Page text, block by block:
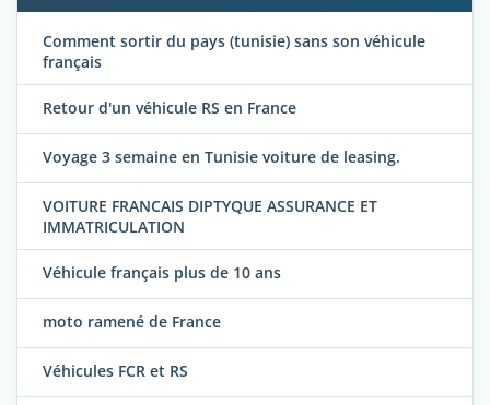
Comment sortir du pays (tunisie) sans son véhicule
français
Retour d'un véhicule RS en France
Voyage 3 semaine en Tunisie voiture de leasing.
VOITURE FRANCAIS DIPTYQUE ASSURANCE ET
IMMATRICULATION
Véhicule français plus de 10 ans
moto ramené de France
Véhicules FCR et RS